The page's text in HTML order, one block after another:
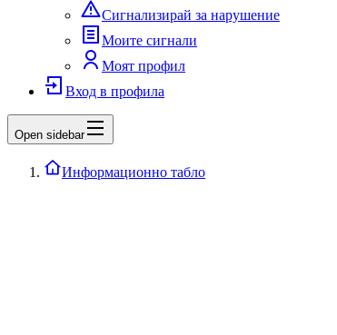
Сигнализирай за нарушение
Моите сигнали
Моят профил
Вход в профила
Open sidebar
Информационно табло